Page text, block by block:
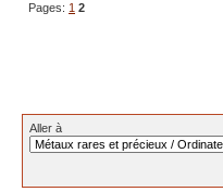
Pages: 1 2
Aller à